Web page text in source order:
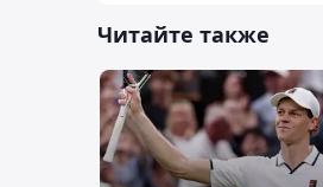
Читайте также